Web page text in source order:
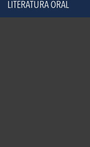
LITERATURA ORAL